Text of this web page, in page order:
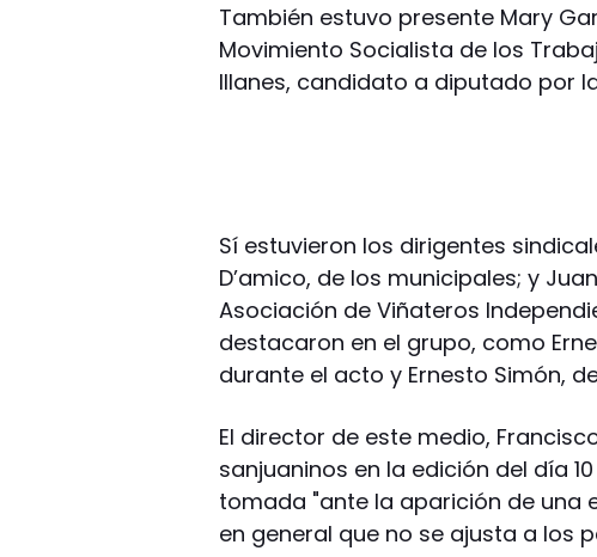
También estuvo presente Mary
Movimiento Socialista de los
Illanes, candidato a diputado por
Sí estuvieron los dirigentes
D’amico, de los municipales; y
Asociación de Viñateros
destacaron en el grupo, como
durante el acto y Ernesto Simón,
El director de este medio,
sanjuaninos en la edición del día
tomada "ante la aparición de una
en general que no se ajusta a los